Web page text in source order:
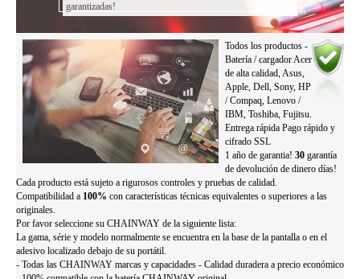
garantizadas!
Todos los productos -
Batería / cargador Acer
de alta calidad, Asus,
Apple, Dell, Sony, HP
/ Compaq, Lenovo /
IBM, Toshiba, Fujitsu.
Entrega rápida Pago rápido y
cifrado SSL
1 año de garantia! 30 garantía
de devolución de dinero días!
Cada producto está sujeto a rigurosos controles y pruebas de calidad.
Compatibilidad a 100% con características técnicas equivalentes o superiores a las
originales.
Por favor seleccione su CHAINWAY de la siguiente lista:
La gama, série y modelo normalmente se encuentra en la base de la pantalla o en el
adesivo localizado debajo de su portátil.
- Todas las CHAINWAY marcas y capacidades - Calidad duradera a precio económico